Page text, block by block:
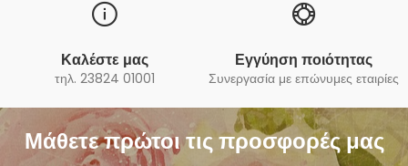
Καλέστε μας
τηλ. 23824 01001
Εγγύηση ποιότητας
Συνεργασία με επώνυμες εταιρίες
Μάθετε πρώτοι τις προσφορές μας